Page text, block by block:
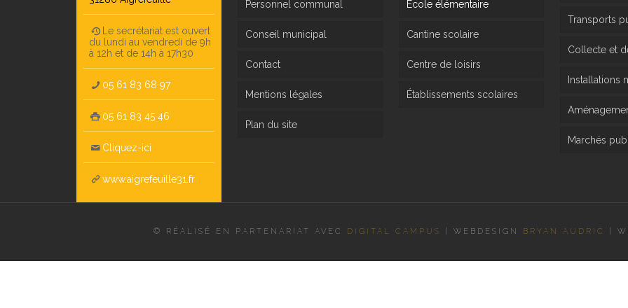
Le secrétariat est ouvert
du lundi au vendredi de 9h
à 12h et de 14h à 17h30
05 61 83 68 97
05 61 83 45 46
Cliquez-ici
www.aigrefeuille31.fr
Personnel communal
Conseil municipal
Contact
Mentions légales
Plan du site
École élémentaire
Cantine scolaire
Centre de loisirs
Établissements scolaires
Transports
Collecte et
Installations
Marchés
© RÉALISÉ EN PARTENARIAT AVEC DIGITAL CAMPUS WEBDESIGN BRYAN AUDRIC